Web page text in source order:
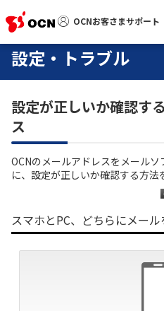
OCNお客さまサポート
OCNお客さまサポート
サポートトップ
サービス名から探す
工事・故障情報
設定・トラブル
設定が正しいか確認す
ス
OCNのメールアドレスをメール
に、設定が正しいか確認する方法
スマホとPC、どちらにメー